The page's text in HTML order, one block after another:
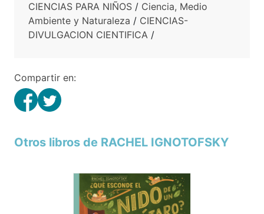
CIENCIAS PARA NIÑOS / Ciencia, Medio
Ambiente y Naturaleza / CIENCIAS-
DIVULGACION CIENTIFICA /
Compartir en:
Otros libros de RACHEL IGNOTOFSKY